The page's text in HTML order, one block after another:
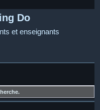
Do
et enseignants